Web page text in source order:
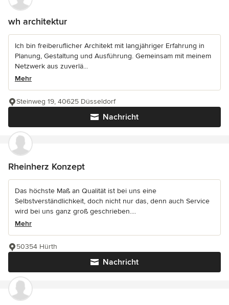
wh architektur
Ich bin freiberuflicher Architekt mit langjähriger Erfahrung in
Planung, Gestaltung und Ausführung. Gemeinsam mit meinem
Netzwerk aus zuverlä...
Mehr
Nachricht
Steinweg 19, 40625 Düsseldorf
Rheinherz Konzept
Das höchste Maß an Qualität ist bei uns eine
Selbstverständlichkeit, doch nicht nur das, denn auch Service
wird bei uns ganz groß geschrieben....
Mehr
Nachricht
50354 Hürth